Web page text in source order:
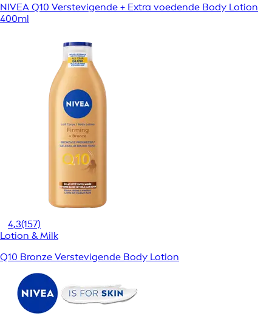
NIVEA Q10 Verstevigende + Extra voedende Body Lotion
400ml
4,3(157)
Lotion & Milk
Q10 Bronze Verstevigende Body Lotion